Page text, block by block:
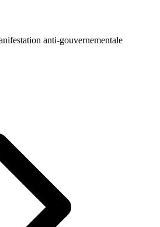
anti-gouvernementale